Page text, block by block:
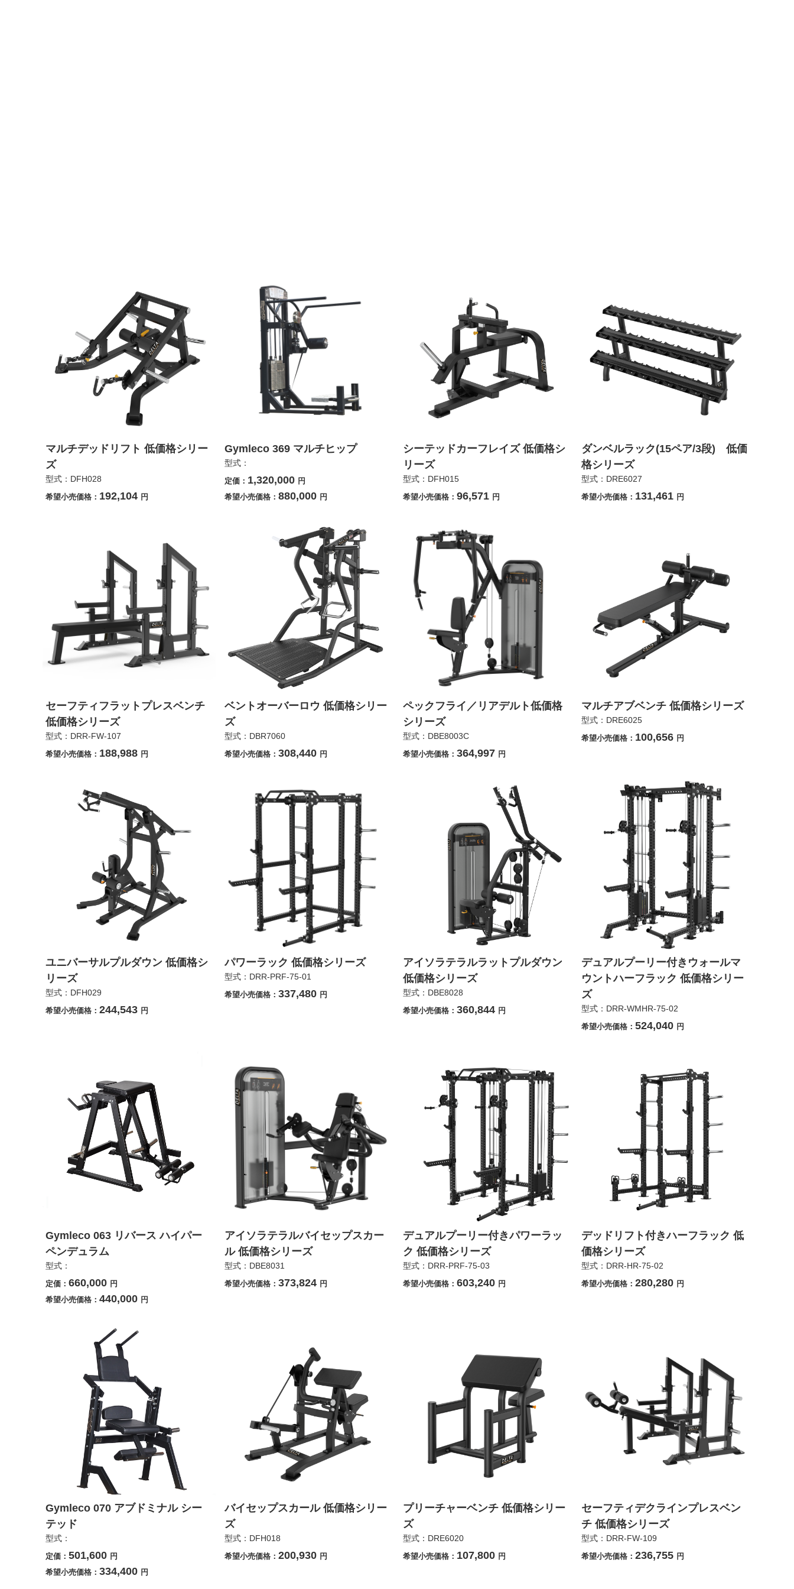
マルチデッドリフト 低価格シリー
ズ
型式：DFH028
希望小売価格： 192,104 円
Gymleco 369 マルチヒップ
型式：
定価： 1,320,000 円
希望小売価格： 880,000 円
シーテッドカーフレイズ 低価格シ
リーズ
型式：DFH015
希望小売価格： 96,571 円
ダンベルラック(15ペア/3段) 低価
格シリーズ
型式：DRE6027
希望小売価格： 131,461 円
セーフティフラットプレスベンチ
低価格シリーズ
型式：DRR-FW-107
希望小売価格： 188,988 円
ベントオーバーロウ 低価格シリー
ズ
型式：DBR7060
希望小売価格： 308,440 円
ペックフライ／リアデルト低価格
シリーズ
型式：DBE8003C
希望小売価格： 364,997 円
マルチアブベンチ 低価格シリーズ
型式：DRE6025
希望小売価格： 100,656 円
ユニバーサルプルダウン 低価格シ
リーズ
型式：DFH029
希望小売価格：244,543 円
パワーラック 低価格シリーズ
型式：DRR-PRF-75-01
希望小売価格： 337,480 円
アイソラテラルラットプルダウン
低価格シリーズ
型式：DBE8028
希望小売価格： 360,844 円
デュアルプーリー付きウォールマ
ウントハーフラック 低価格シリー
ズ
型式：DRR-WMHR-75-02
希望小売価格：524,040 円
Gymleco 063 リバース ハイパー
ペンデュラム
型式：
定価：660,000 円
希望小売価格：440,000 円
アイソラテラルバイセップスカー
ル 低価格シリーズ
型式：DBE8031
希望小売価格： 373,824 円
デュアルプーリー付きパワーラッ
ク 低価格シリーズ
型式：DRR-PRF-75-03
希望小売価格： 603,240 円
デッドリフト付きハーフラック 低
価格シリーズ
型式：DRR-HR-75-02
希望小売価格：280,280 円
Gymleco 070 アブドミナル シー
テッド
型式：
定価：501,600 円
希望小売価格：334,400 円
バイセップスカール 低価格シリー
ズ
型式：DFH018
希望小売価格： 200,930 円
プリーチャーベンチ 低価格シリー
ズ
型式：DRE6020
希望小売価格： 107,800 円
セーフティデクラインプレスベン
チ 低価格シリーズ
型式：DRR-FW-109
希望小売価格：236,755 円